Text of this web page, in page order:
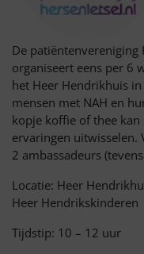
De patiëntenvereniging
organiseert eens per 6
het Heer Hendrikhuis
mensen met NAH en
kopje koffie of thee
ervaringen uitwisselen.
2 ambassadeurs
Locatie: Heer
Heer Hendrikskinderen
Tijdstip: 10 – 12 uur